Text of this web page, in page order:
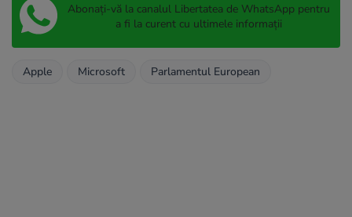
Abonați-vă la canalul Libertatea de WhatsApp pentru
a fi la curent cu ultimele informații
Apple Microsoft Parlamentul European